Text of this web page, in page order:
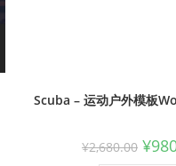
Scuba – 运动户外模板
¥2,680.00 ¥